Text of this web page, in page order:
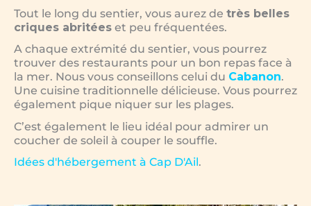
Tout le long du sentier, vous aurez de très belles
criques abritées et peu fréquentées.
A chaque extrémité du sentier, vous pourrez
trouver des restaurants pour un bon repas face à
la mer. Nous vous conseillons celui du Cabanon.
Une cuisine traditionnelle délicieuse. Vous pourrez
également pique niquer sur les plages.
C’est également le lieu idéal pour admirer un
coucher de soleil à couper le souffle.
Idées d'hébergement à Cap D'Ail.